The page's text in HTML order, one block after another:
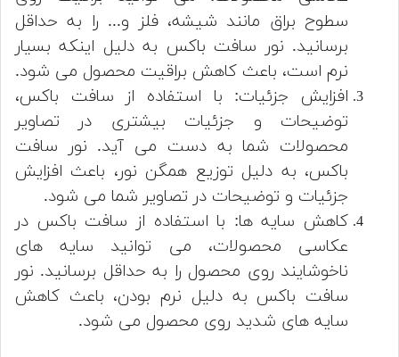
سطوح براق مانند شیشه، فلز و... را به حداقل
برسانید. نور سافت باکس به دلیل اینکه بسیار
نرم است، باعث کاهش براقیت محصول می شود.
افزایش جزئیات: با استفاده از سافت باکس،
توضیحات و جزئیات بیشتری در تصاویر
محصولات شما به دست می آید. نور سافت
باکس، به دلیل توزیع همگن نور، باعث افزایش
جزئیات و توضیحات در تصاویر شما می شود.
کاهش سایه ها: با استفاده از سافت باکس در
عکاسی محصولات، می توانید سایه های
ناخوشایند روی محصول را به حداقل برسانید. نور
سافت باکس به دلیل نرم بودن، باعث کاهش
سایه های شدید روی محصول می شود.